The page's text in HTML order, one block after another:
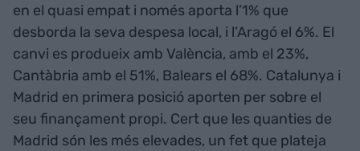
en el quasi empat i només aporta l’1% que
desborda la seva despesa local, i l’Aragó el 6%. El
canvi es produeix amb València, amb el 23%,
Cantàbria amb el 51%, Balears el 68%. Catalunya i
Madrid en primera posició aporten per sobre el
seu finançament propi. Cert que les quanties de
Madrid són les més elevades, un fet que plateja